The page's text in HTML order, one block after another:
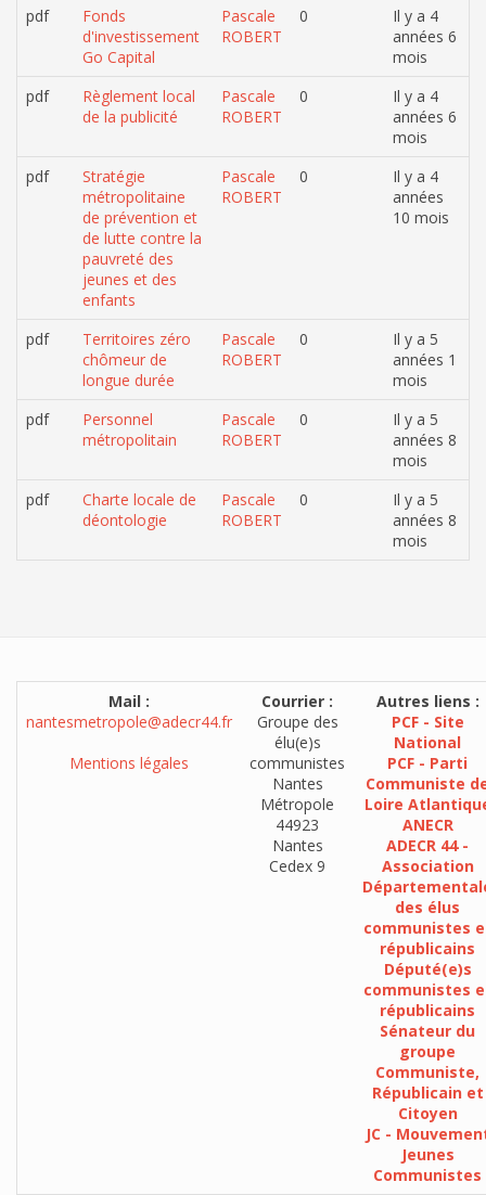
pdf
Fonds
d'investissement
Go Capital
Pascale
ROBERT
0
Il y a 4
années 6
mois
pdf
Règlement local
de la publicité
Pascale
ROBERT
0
Il y a 4
années 6
mois
pdf
Stratégie
métropolitaine
de prévention et
de lutte contre la
pauvreté des
jeunes et des
enfants
Pascale
ROBERT
0
Il y a 4
années
10 mois
pdf
Territoires zéro
chômeur de
longue durée
Pascale
ROBERT
0
Il y a 5
années 1
mois
pdf
Personnel
métropolitain
Pascale
ROBERT
0
Il y a 5
années 8
mois
pdf
Charte locale de
déontologie
Pascale
ROBERT
0
Il y a 5
années 8
mois
Mail :
nantesmetropole@adecr44.fr
Mentions légales
Courrier :
Groupe des
élu(e)s
communistes
Nantes
Métropole
44923
Nantes
Cedex 9
Autres liens :
PCF - Site
National
PCF - Parti
Communiste
Loire
ANECR
ADECR 44 -
Association
des élus
communistes
républicains
Député(e)s
communistes
républicains
Sénateur du
groupe
Communiste,
Républicain et
Citoyen
JC -
Jeunes
Communistes